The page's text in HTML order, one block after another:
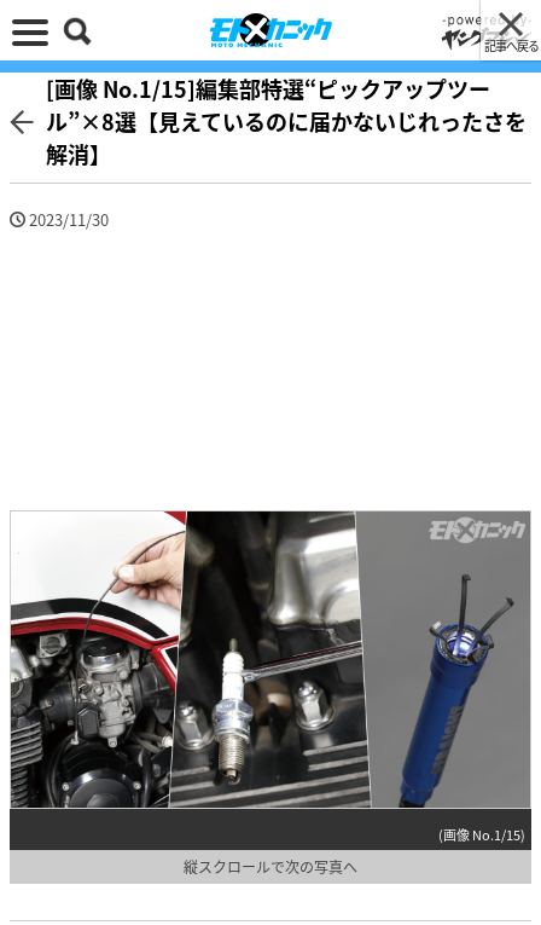
記事へ戻る
[画像 No.1/15]編集部特選“ピックアップツー
ル”×8選【見えているのに届かないじれったさを
解消】
2023/11/30
(画像 No.1/15)
縦スクロールで次の写真へ